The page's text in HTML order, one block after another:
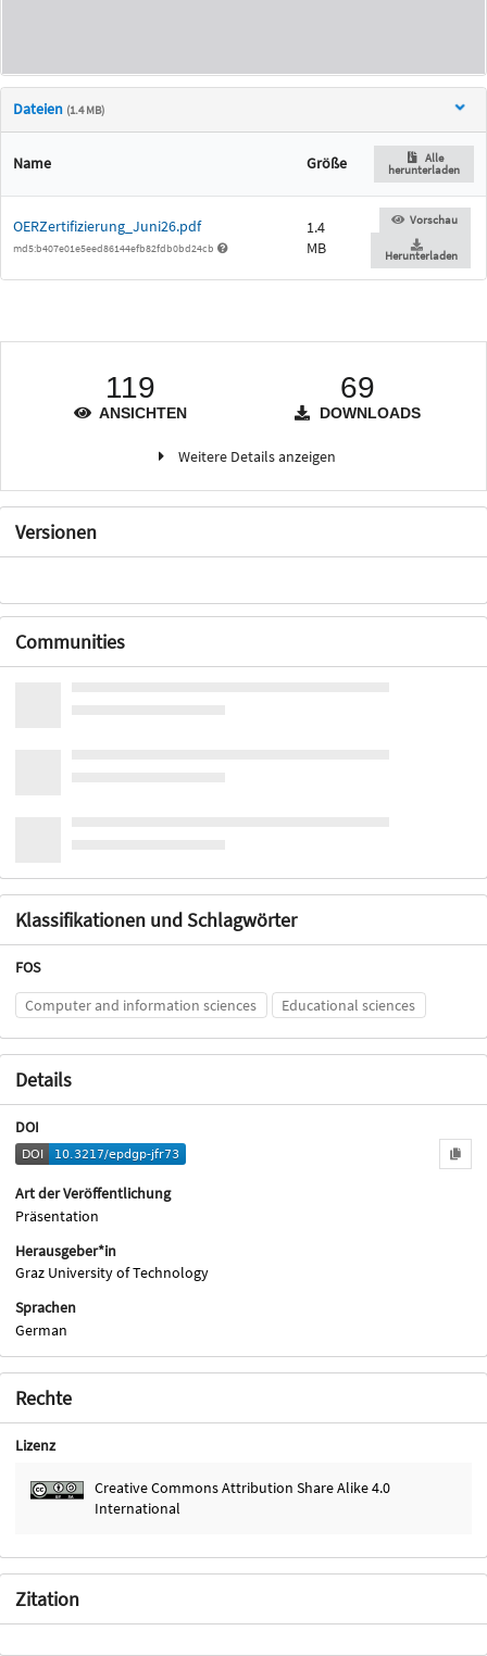
Dateien (1.4 MB)
Name Größe Alle
herunterladen
OERZertifizierung_Juni26.pdf
md5:b407e01e5eed86144efb82fdb0bd24cb
1.4
MB
Vorschau
Herunterladen
119
ANSICHTEN
69
DOWNLOADS
Weitere Details anzeigen
Versionen
Communities
Klassifikationen und Schlagwörter
FOS
Computer and information sciences
Educational sciences
Details
DOI
Art der Veröffentlichung
Präsentation
Herausgeber*in
Graz University of Technology
Sprachen
German
Rechte
Lizenz
Creative Commons Attribution Share Alike 4.0
International
Zitation